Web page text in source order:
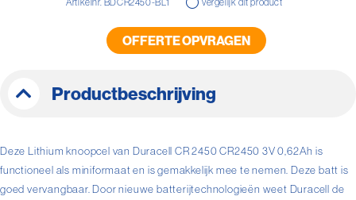
Productbeschrijving
Deze Lithium knoopcel van Duracell CR 2450 CR2450 3V 0,62Ah is
functioneel als miniformaat en is gemakkelijk mee te nemen. Deze batt is
goed vervangbaar. Door nieuwe batterijtechnologieën weet Duracell de
OFFERTE OPVRAGEN